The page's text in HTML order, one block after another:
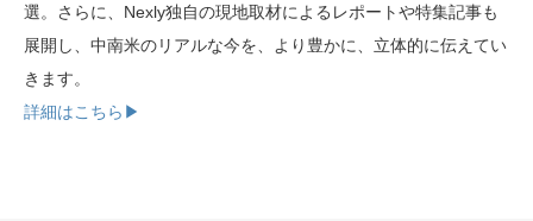
選。さらに、Nexly独自の現地取材によるレポートや特集記事も
展開し、中南米のリアルな今を、より豊かに、立体的に伝えてい
きます。
詳細はこちら▶︎